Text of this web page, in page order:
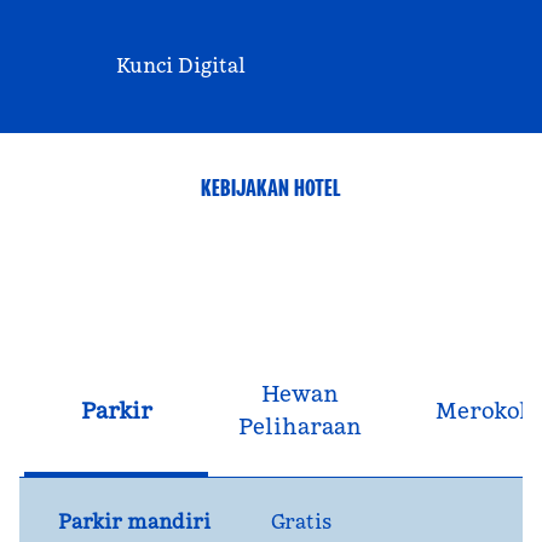
Kunci Digital
KEBIJAKAN HOTEL
Parkir
Hewan
Peliharaan
Merokok
Parkir mandiri
Gratis